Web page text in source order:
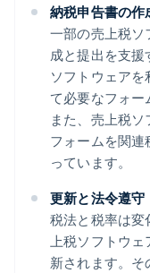
納税申告書の作
一部の売上税ソ
成と提出を支
ソフトウェア
て必要なフォー
また、売上税
フォームを関
っています。
更新と法令遵守
税法と税率は変
上税ソフトウェ
新されます。